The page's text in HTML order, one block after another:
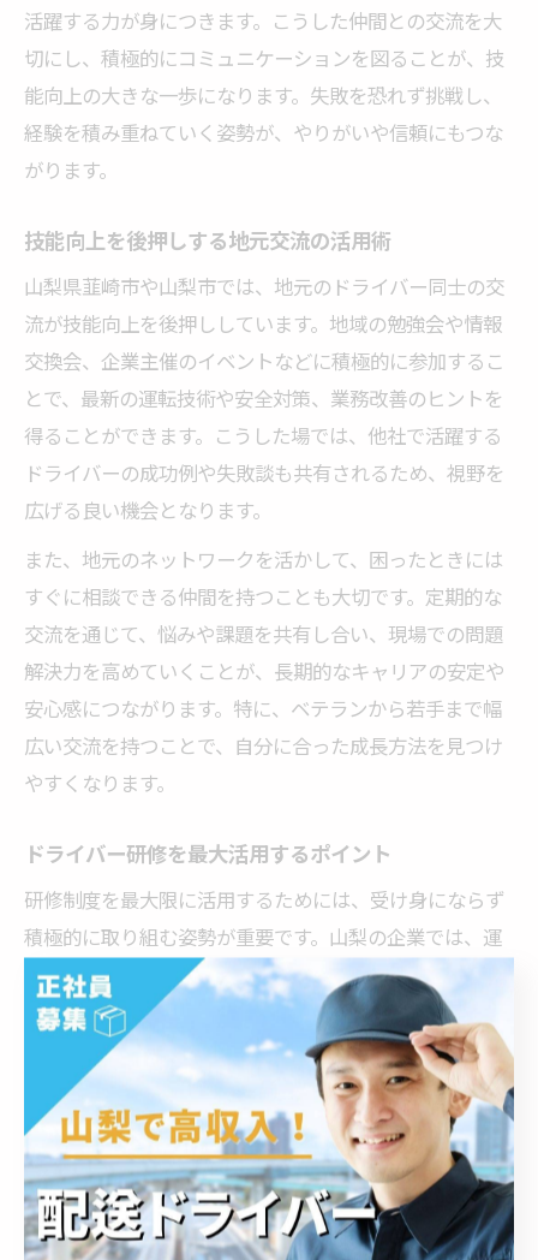
活躍する力が身につきます。こうした仲間との交流を大
切にし、積極的にコミュニケーションを図ることが、技
能向上の大きな一歩になります。失敗を恐れず挑戦し、
経験を積み重ねていく姿勢が、やりがいや信頼にもつな
がります。
技能向上を後押しする地元交流の活用術
山梨県韮崎市や山梨市では、地元のドライバー同士の交
流が技能向上を後押ししています。地域の勉強会や情報
交換会、企業主催のイベントなどに積極的に参加するこ
とで、最新の運転技術や安全対策、業務改善のヒントを
得ることができます。こうした場では、他社で活躍する
ドライバーの成功例や失敗談も共有されるため、視野を
広げる良い機会となります。
また、地元のネットワークを活かして、困ったときには
すぐに相談できる仲間を持つことも大切です。定期的な
交流を通じて、悩みや課題を共有し合い、現場での問題
解決力を高めていくことが、長期的なキャリアの安定や
安心感につながります。特に、ベテランから若手まで幅
広い交流を持つことで、自分に合った成長方法を見つけ
やすくなります。
ドライバー研修を最大活用するポイント
研修制度を最大限に活用するためには、受け身にならず
積極的に取り組む姿勢が重要です。山梨の企業では、運
転技術の向上だけでなく、実際の業務で役立つ知識や現
場対応力も身につけられる研修が用意されています。先
輩スタッフのアドバイスを素直に受け入れ、自分の課題
や目標を明確にして研修に臨むことで、短期間でも大き
な成長が期待できます。
実践の中で分からないことがあれば、その場で質問し、
理解を深めることが肝心です。研修終了後も、定期的に
復習やスキルチェックを行い、常に自分の技能を磨き続